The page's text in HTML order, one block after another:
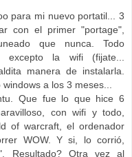
para mi nuevo portatil... 3
con el primer "portage",
que nunca. Todo
excepto la wifi (fijate...
manera de instalarla.
a los 3 meses...
Que fue lo que hice 6
con wifi y todo,
of warcraft, el ordenador
WOW. Y si, lo corrió,
Resultado? Otra vez al